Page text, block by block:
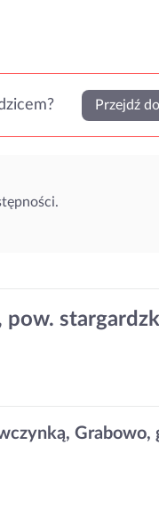
Przejdź
pow.
Grabowo,